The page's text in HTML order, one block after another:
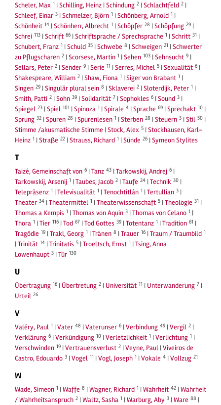
Scheler, Max 1 |Schilling, Heinz |Schindung 2 |Schlachtfeld 2 |
Schleef, Einar 3 |Schmelzer, Björn 1 |Schönberg, Arnold 1 |
Schönheit 14 |Schönherr, Albrecht 1 |Schöpfer 28 |Schöpfung 29 |
Schrei 113 |Schrift 66 |Schriftsprache / Sprechsprache 1 |Schritt 31 |
Schubert, Franz 1 |Schuld 35 |Schwebe 8 |Schweigen 21 |Schwerter
zu Pflugscharen 2 |Scorsese, Martin 1 |Sehen 103 |Sehnsucht 9 |
Sellars, Peter 2 |Sender 9 |Serie 11 |Serres, Michel 5 |Sexualität 6 |
Shakespeare, William 2 |Shaw, Fiona 1 |Siger von Brabant 1 |
Singen 29 |Singulär plural sein 8 |Sklaverei 2 |Sloterdijk, Peter 1 |
Smith, Patti 2 |Sohn 39 |Solidarität 7 |Sophokles 6 |Sound 3 |
Spiegel 23 |Spiel 101 |Spinoza 1 |Spirale 4 |Sprache 69 |Sprechakt 10 |
Sprung 32 |Spuren 28 |Spurenlesen 1 |Sterben 28 |Steuern 3 |Stil 50 |
Stimme /akusmatische Stimme |Stock, Alex 5 |Stockhausen, Karl-
Heinz 1 |Straße 22 |Strauss, Richard 1 |Sünde 26 |Symeon Stylites
T
Taizé, Gemeinschaft von 6 |Tanz 43 |Tarkowskij, Andrej 6 |
Tarkowskij, Arsenij 1 |Taubes, Jacob 2 |Taufe 24 |Technik 30 |
Telepräsenz 1 |Televisualität 1 |Tenochtitlán 1 |Tertullian 3 |
Theater 34 |Theatermittel 1 |Theaterwissenschaft 5 |Theologie 31 |
Thomas a Kempis 1 |Thomas von Aquin 3 |Thomas von Celano 1 |
Thora 1 |Tier 116 |Tod 67 |Tod Gottes 39 |Totentanz 1 |Tradition 61 |
Tragödie 19 |Trakl, Georg 1 |Tränen 8 |Trauer 16 |Traum / Traumbild 1
|Trinität 14 |Trinitatis 5 |Troeltsch, Ernst 1 |Tsing, Anna
Lowenhaupt 3 |Tür 130
U
Übertragung 16 | Übertretung 2 | Universität 11 | Unterwanderung 7 |
Urteil 26
V
Valéry, Paul 1 |Vater 48 |Vaterunser 6 |Verbindung 49 |Vergil 2 |
Verklärung 6 |Verkündigung 10 |Verletzlichkeit 1 |Verlichtung 1 |
Verschwinden 19 |Vertrauensverlust 2 |Veyne, Paul |Viveiros de
Castro, Edouardo 3 |Vogel 11 |Vogl, Joseph 1 |Vokale 4 |Vollzug 21
W
Wade, Simeon 1 |Waffe 8 |Wagner, Richard 1 |Wahrheit 42 |Wahrheit
/ Wahrheitsanspruch 2 |Waltz, Sasha 1 |Warburg, Aby 3 |Ware 88 |